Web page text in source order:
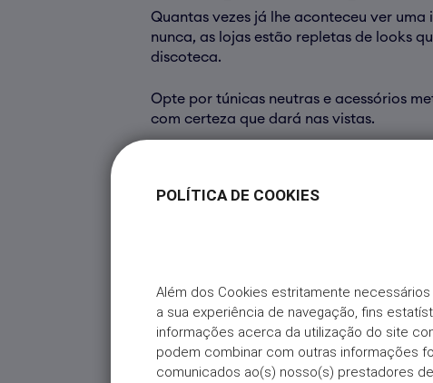
POLÍTICA DE COOKIES
Além dos Cookies estritamente
a sua experiência de navegação, fins
informações acerca da utilização do site
podem combinar com outras informações
comunicados ao(s) nosso(s) prestadores
Quantas vezes já lhe aconteceu ver
nunca, as lojas estão repletas de looks
discoteca.
Opte por túnicas neutras e acessórios
com certeza que dará nas vistas.